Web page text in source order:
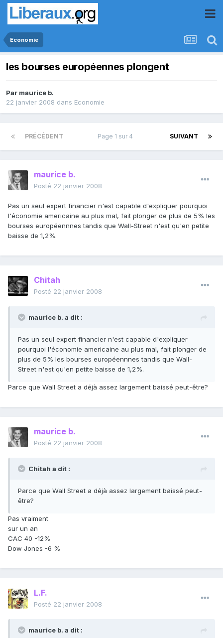
Economie
les bourses européennes plongent
Par maurice b.
22 janvier 2008 dans Economie
PRÉCÉDENT SUIVANT
Page 1 sur 4
maurice b.
Posté 22 janvier 2008
Pas un seul expert financier n'est capable d'expliquer pourquoi
l'économie americaine au plus mal, fait plonger de plus de 5% les
bourses européennnes tandis que Wall-Street n'est qu'en petite
baisse de 1,2%.
Chitah
Posté 22 janvier 2008
maurice b. a dit :
Pas un seul expert financier n'est capable d'expliquer
pourquoi l'économie americaine au plus mal, fait plonger de
plus de 5% les bourses européennnes tandis que Wall-
Street n'est qu'en petite baisse de 1,2%.
Parce que Wall Street a déjà assez largement baissé peut-être?
maurice b.
Posté 22 janvier 2008
Chitah a dit :
Parce que Wall Street a déjà assez largement baissé peut-
être?
Pas vraiment
sur un an
CAC 40 -12%
Dow Jones -6 %
L.F.
Posté 22 janvier 2008
maurice b. a dit :